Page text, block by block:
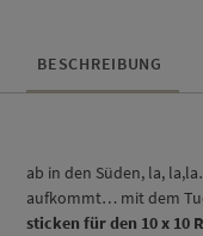
BESCHREIBUNG
ab in den Süden, la,
aufkommt… mit dem
sticken für den 10 x 10